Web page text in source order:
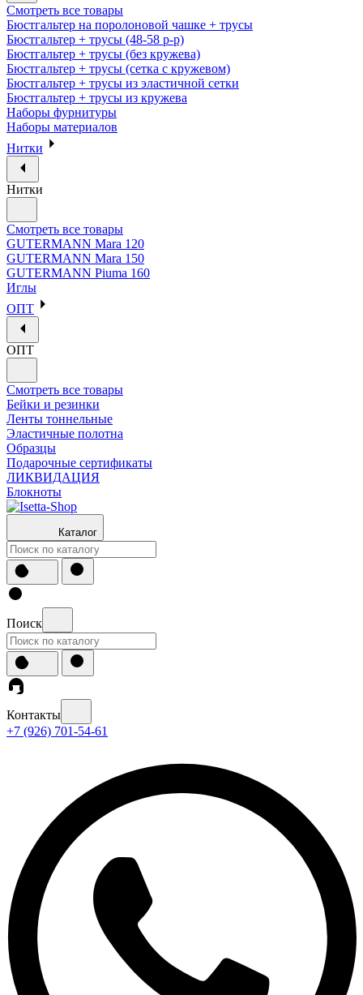
Смотреть все товары
Бюстгальтер на поролоновой чашке + трусы
Бюстгальтер + трусы (48-58 р-р)
Бюстгальтер + трусы (без кружева)
Бюстгальтер + трусы (сетка с кружевом)
Бюстгальтер + трусы из эластичной сетки
Бюстгальтер + трусы из кружева
Наборы фурнитуры
Наборы материалов
Нитки
Нитки
Смотреть все товары
GUTERMANN Mara 120
GUTERMANN Mara 150
GUTERMANN Piuma 160
Иглы
ОПТ
ОПТ
Смотреть все товары
Бейки и резинки
Ленты тоннельные
Эластичные полотна
Образцы
Подарочные сертификаты
ЛИКВИДАЦИЯ
Блокноты
Каталог
Поиск
Контакты
+7 (926) 701-54-61